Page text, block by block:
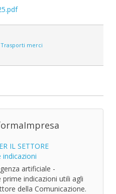
Trasporti merci
IL SETTORE
indicazioni
artificiale -
indicazioni utili agli
della Comunicazione.